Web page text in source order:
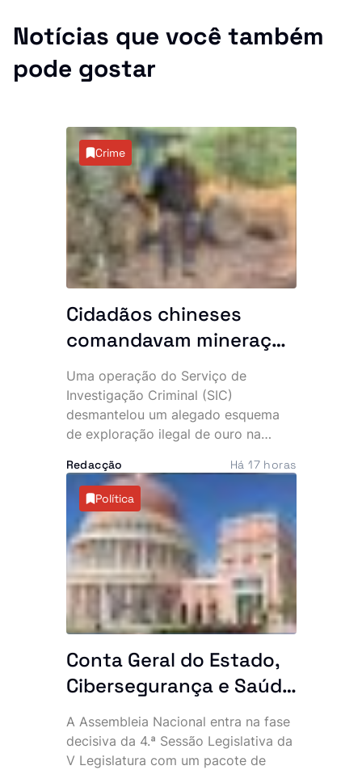
Notícias que você também
pode gostar
Crime
Cidadãos chineses
comandavam mineração
clandestina: 10 detidos
e maquinaria pesada
apreendida no Uíge
Uma operação do Serviço de
Investigação Criminal (SIC)
desmantelou um alegado esquema
de exploração ilegal de ouro na
detenção de 10 suspeitos, entre os
quais dois cidadãos chineses. A
acção permitiu ainda apreender
maquinaria pesada e vários
equipamentos utilizados na
actividade clandestina.
Redacção Há 17 horas
Política
Conta Geral do Estado,
Cibersegurança e Saúde
na agenda das últimas
plenárias
A Assembleia Nacional entra na fase
decisiva da 4.ª Sessão Legislativa da
V Legislatura com um pacote de